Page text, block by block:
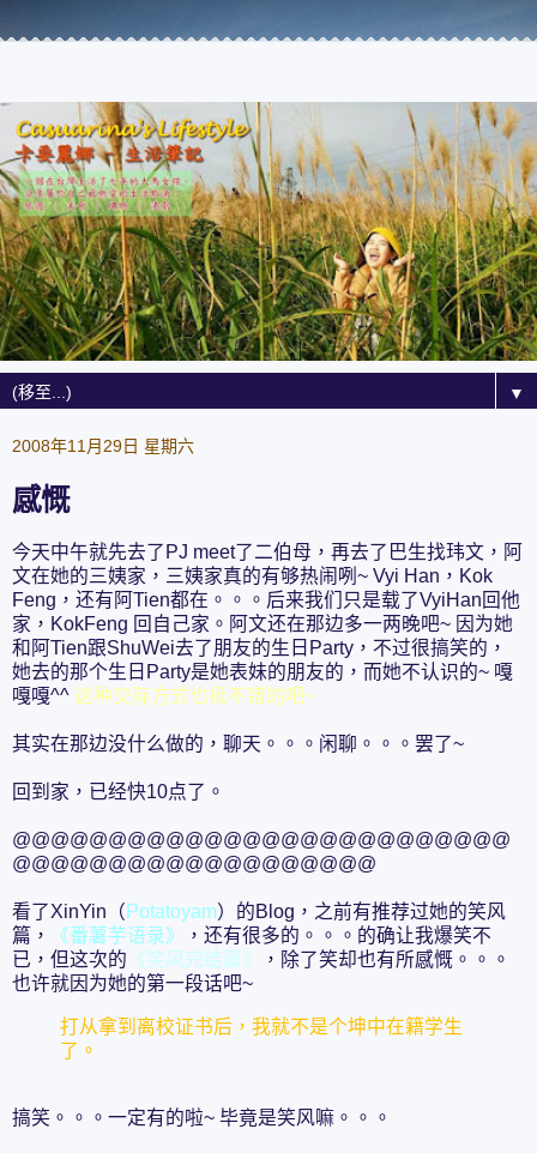
▼
2008年11月29日 星期六
感慨
今天中午就先去了PJ meet了二伯母，再去了巴生找玮文，阿
文在她的三姨家，三姨家真的有够热闹咧~ Vyi Han，Kok
Feng，还有阿Tien都在。。。后来我们只是载了VyiHan回他
家，KokFeng 回自己家。阿文还在那边多一两晚吧~ 因为她
和阿Tien跟ShuWei去了朋友的生日Party，不过很搞笑的，
她去的那个生日Party是她表妹的朋友的，而她不认识的~ 嘎
嘎嘎^^ 这种交际方式也挺不错的吧~
其实在那边没什么做的，聊天。。。闲聊。。。罢了~
回到家，已经快10点了。
@@@@@@@@@@@@@@@@@@@@@@@@@@
@@@@@@@@@@@@@@@@@@@
看了XinYin（ Potatoyam）的Blog，之前有推荐过她的笑风
篇，
《番薯芋语录》
，还有很多的。。。的确让我爆笑不
已，但这次的 《笑风完结篇》
，除了笑却也有所感慨。。。
也许就因为她的第一段话吧~
打从拿到离校证书后，我就不是个坤中在籍学生
了。
搞笑。。。一定有的啦~ 毕竟是笑风嘛。。。